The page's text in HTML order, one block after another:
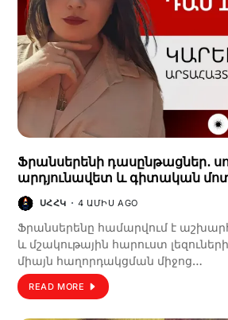
Ֆրանսերենի դասընթացներ․
արդյունավետ և գիտական
ՍՀՀԿ 4 ԱՄԻՍ AGO
Ֆրանսերենը համարվում է
և մշակութային հարուստ
միայն հաղորդակցման միջոց…
READ MORE